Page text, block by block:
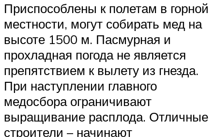
Приспособлены к полетам в горной
местности, могут собирать мед на
высоте 1500 м. Пасмурная и
прохладная погода не является
препятствием к вылету из гнезда.
При наступлении главного
медосбора ограничивают
выращивание расплода. Отличные
строители – начинают